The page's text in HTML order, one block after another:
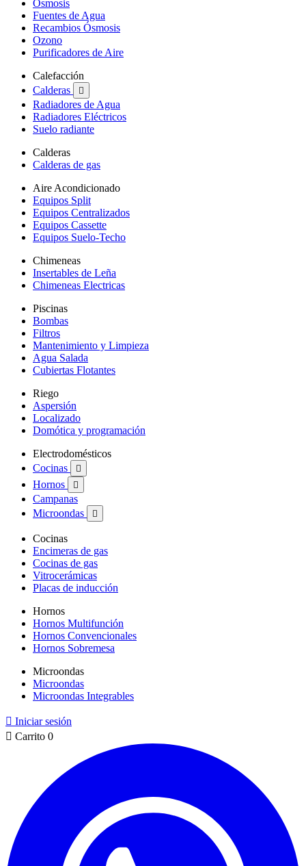
Ósmosis
Fuentes de Agua
Recambios Ósmosis
Ozono
Purificadores de Aire
Calefacción
Calderas

Radiadores de Agua
Radiadores Eléctricos
Suelo radiante
Calderas
Calderas de gas
Aire Acondicionado
Equipos Split
Equipos Centralizados
Equipos Cassette
Equipos Suelo-Techo
Chimeneas
Insertables de Leña
Chimeneas Electricas
Piscinas
Bombas
Filtros
Mantenimiento y Limpieza
Agua Salada
Cubiertas Flotantes
Riego
Aspersión
Localizado
Domótica y programación
Electrodomésticos
Cocinas

Hornos 
Campanas
Microondas

Cocinas
Encimeras de gas
Cocinas de gas
Vitrocerámicas
Placas de inducción
Hornos
Hornos Multifunción
Hornos Convencionales
Hornos Sobremesa
Microondas
Microondas
Microondas Integrables
 Iniciar sesión
 Carrito 0